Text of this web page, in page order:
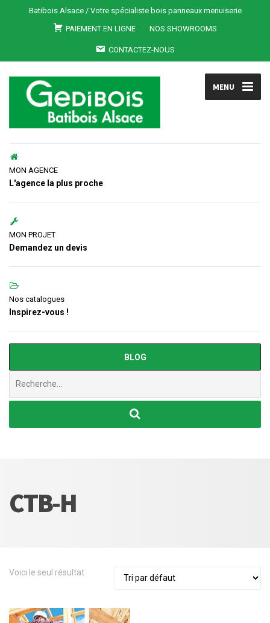
Batibois Alsace / Votre spécialiste bois panneaux menuiserie
PAIEMENT EN LIGNE
NOS SHOWROOMS
CONTACTEZ-NOUS
MENU
MON AGENCE
L'agence la plus proche
MON PROJET
Demandez un devis
Nos catalogues
Inspirez-vous !
BLOG
CTB-H
Voici le seul résultat